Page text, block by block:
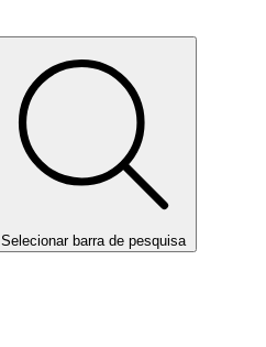
Selecionar barra de pesquisa